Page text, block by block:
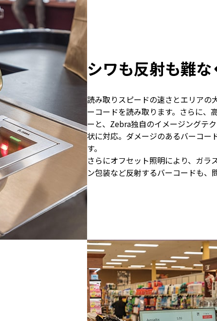
シワも反射も難
読み取りスピードの速さとエリアの
ーコードを読み取ります。さらに、
ーと、Zebra独自のイメージングテ
状に対応。ダメージのあるバーコー
す。
さらにオフセット照明により、ガラ
ン包装など反射するバーコードも、